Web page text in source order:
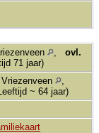
ovl.
71 jaar)
~ 64 jaar)